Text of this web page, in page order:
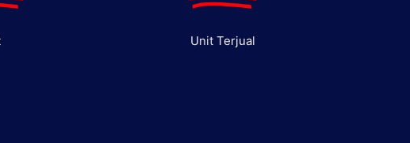
Unit Terjual